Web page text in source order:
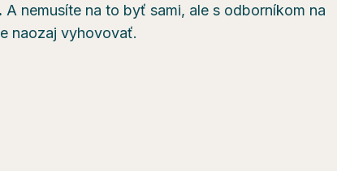
A nemusíte na to byť sami, ale s odborníkom na
naozaj vyhovovať.